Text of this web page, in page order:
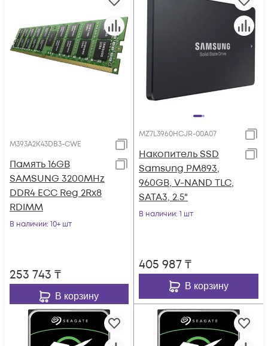
M393A2K43DB3-CWE
Память 16GB
SAMSUNG 3200MHz
DDR4 ECC Reg 2Rx8
RDIMM
В наличии: 10+ шт
253 743 ₸
В корзину
MZ7L3960HCJR-00A07
Накопитель SSD
Samsung PM893,
960GB, V-NAND TLC,
SATA3, 2.5"
В наличии: 1 шт
405 987₸
В корзину